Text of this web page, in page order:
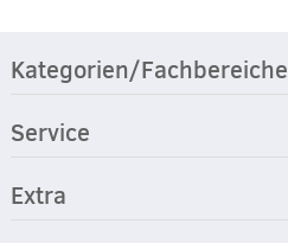
Kategorien/Fachbereiche
Service
Extra